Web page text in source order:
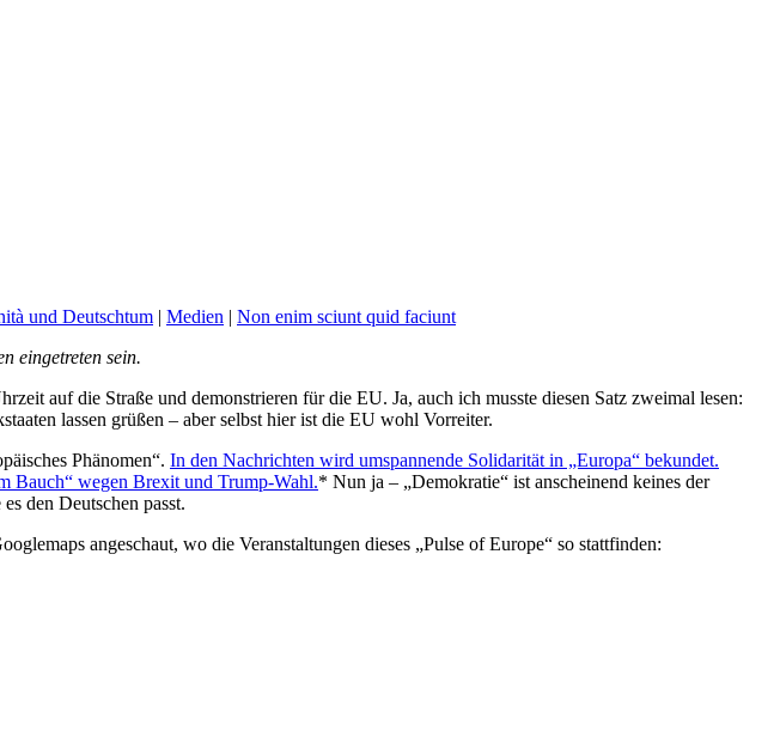
und Deutschtum | Medien | Non enim sciunt quid faciunt
eingetreten sein.
auf die Straße und demonstrieren für die EU. Ja, auch ich musste diesen Satz zweimal lesen:
lassen grüßen – aber selbst hier ist die EU wohl Vorreiter.
Phänomen“. In den Nachrichten wird umspannende Solidarität in „Europa“ bekundet.
Bauch“ wegen Brexit und Trump-Wahl.* Nun ja – „Demokratie“ ist anscheinend keines der
den Deutschen passt.
angeschaut, wo die Veranstaltungen dieses „Pulse of Europe“ so stattfinden: